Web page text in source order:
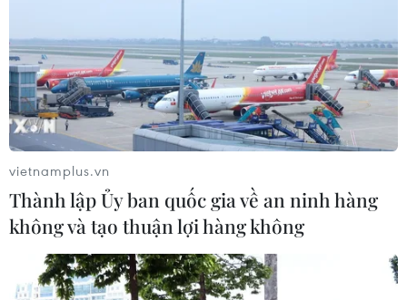
vietnamplus.vn
Thành lập Ủy ban quốc gia về an ninh hàng
không và tạo thuận lợi hàng không